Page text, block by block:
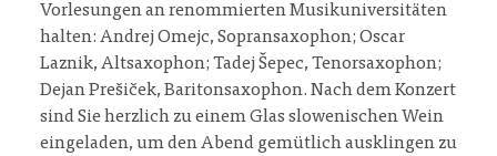
Vorlesungen an renommierten Musikuniversitäten
halten: Andrej Omejc, Sopransaxophon; Oscar
Laznik, Altsaxophon; Tadej Šepec, Tenorsaxophon;
Dejan Prešiček, Baritonsaxophon. Nach dem Konzert
sind Sie herzlich zu einem Glas slowenischen Wein
eingeladen, um den Abend gemütlich ausklingen zu